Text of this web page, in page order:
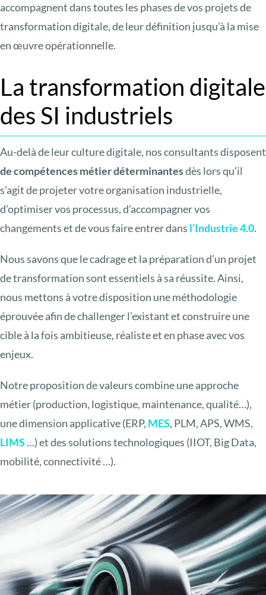
accompagnent dans toutes les phases de vos projets de
transformation digitale, de leur définition jusqu’à la mise
en œuvre opérationnelle.
La transformation digitale
des SI industriels
Au-delà de leur culture digitale, nos consultants disposent
de compétences métier déterminantesdès lors qu’il
s’agit de projeter votre organisation industrielle,
d’optimiser vos processus, d’accompagner vos
changements et de vous faire entrer dans l’Industrie 4.0.
Nous savons que le cadrage et la préparation d’un projet
de transformation sont essentiels à sa réussite. Ainsi,
nous mettons à votre disposition une méthodologie
éprouvée afin de challenger l’existant et construire une
cible à la fois ambitieuse, réaliste et en phase avec vos
enjeux.
Notre proposition de valeurs combine une approche
métier (production, logistique, maintenance, qualité…),
une dimension applicative (ERP, MES, PLM, APS, WMS,
LIMS …) et des solutions technologiques (IIOT, Big Data,
mobilité, connectivité …).